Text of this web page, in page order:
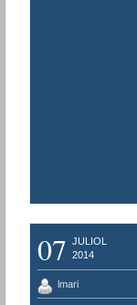
07 JULIOL
2014
lmari